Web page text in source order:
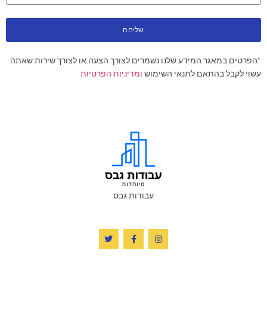
שליחה
*הפרטים במאגר המידע שלנו נשמרים לצורך הצעה או לצורך שירות שאתה
עשוי לקבל בהתאם לתנאי השימוש ומדיניות הפרטיות
עבודות גבס